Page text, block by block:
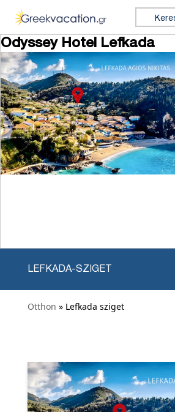
Ugrás a tartalomhoz
Keresés:
Odyssey Hotel Lefkada
LEFKADA-SZIGET
Otthon » Lefkada sziget